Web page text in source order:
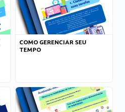
COMO GERENCIAR SEU
TEMPO